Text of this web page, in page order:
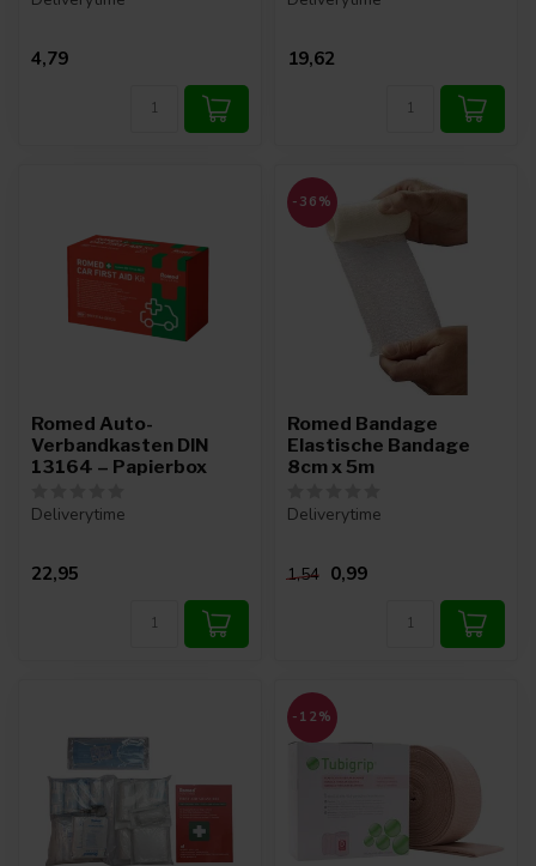
4,79 19,62
Romed Auto-
Verbandkasten DIN
13164 – Papierbox
Deliverytime
22,95
-36%
Romed Bandage
Elastische Bandage
8cm x 5m
Deliverytime
1,54 0,99
-12%